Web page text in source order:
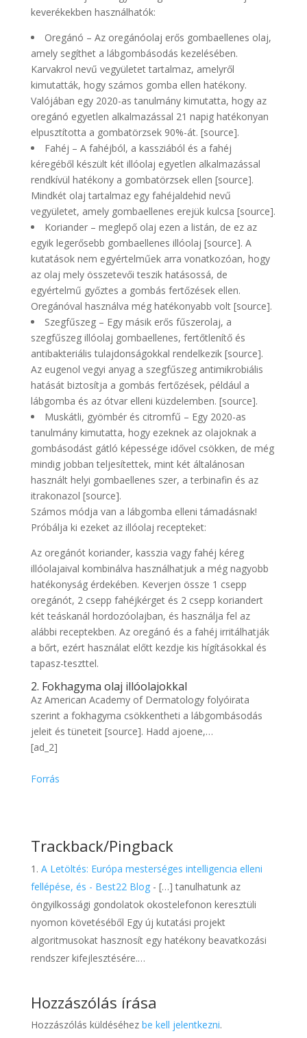
keverékekben használhatók:
Oregánó – Az oregánóolaj erős gombaellenes olaj,
amely segíthet a lábgombásodás kezelésében.
Karvakrol nevű vegyületet tartalmaz, amelyről
kimutatták, hogy számos gomba ellen hatékony.
Valójában egy 2020-as tanulmány kimutatta, hogy az
oregánó egyetlen alkalmazással 21 napig hatékonyan
elpusztította a gombatörzsek 90%-át. [source].
Fahéj – A fahéjból, a kassziából és a fahéj
kéregéből készült két illóolaj egyetlen alkalmazással
rendkívül hatékony a gombatörzsek ellen [source].
Mindkét olaj tartalmaz egy fahéjaldehid nevű
vegyületet, amely gombaellenes erejük kulcsa [source].
Koriander – meglepő olaj ezen a listán, de ez az
egyik legerősebb gombaellenes illóolaj [source]. A
kutatások nem egyértelműek arra vonatkozóan, hogy
az olaj mely összetevői teszik hatásossá, de
egyértelmű győztes a gombás fertőzések ellen.
Oregánóval használva még hatékonyabb volt [source].
Szegfűszeg – Egy másik erős fűszerolaj, a
szegfűszeg illóolaj gombaellenes, fertőtlenítő és
antibakteriális tulajdonságokkal rendelkezik [source].
Az eugenol vegyi anyag a szegfűszeg antimikrobiális
hatását biztosítja a gombás fertőzések, például a
lábgomba és az ótvar elleni küzdelemben. [source].
Muskátli, gyömbér és citromfű – Egy 2020-as
tanulmány kimutatta, hogy ezeknek az olajoknak a
gombásodást gátló képessége idővel csökken, de még
mindig jobban teljesítettek, mint két általánosan
használt helyi gombaellenes szer, a terbinafin és az
itrakonazol [source].
Számos módja van a lábgomba elleni támadásnak!
Próbálja ki ezeket az illóolaj recepteket:
Az oregánót koriander, kasszia vagy fahéj kéreg
illóolajaival kombinálva használhatjuk a még nagyobb
hatékonyság érdekében. Keverjen össze 1 csepp
oregánót, 2 csepp fahéjkérget és 2 csepp koriandert
két teáskanál hordozóolajban, és használja fel az
alábbi receptekben. Az oregánó és a fahéj irritálhatják
a bőrt, ezért használat előtt kezdje kis hígításokkal és
tapasz-teszttel.
2. Fokhagyma olaj illóolajokkal
Az American Academy of Dermatology folyóirata
szerint a fokhagyma csökkentheti a lábgombásodás
jeleit és tüneteit [source]. Hadd ajoene,…
[ad_2]
Forrás
Trackback/Pingback
A Letöltés: Európa mesterséges intelligencia elleni
fellépése, és - Best22 Blog- […] tanulhatunk az
öngyilkossági gondolatok okostelefonon keresztüli
nyomon követéséből Egy új kutatási projekt
algoritmusokat hasznosít egy hatékony beavatkozási
rendszer kifejlesztésére.…
Hozzászólás írása
Hozzászólás küldéséhez be kell jelentkezni.